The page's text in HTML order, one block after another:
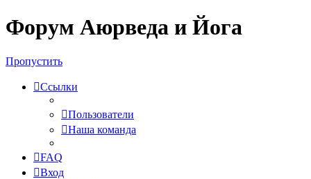
Форум Аюрведа и Йога
Пропустить
Ссылки
Пользователи
Наша команда
FAQ
Вход